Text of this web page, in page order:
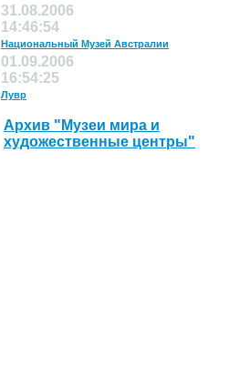
31.08.2006
14:46:54
Национальный Музей Австралии
01.09.2006
16:54:25
Лувр
Архив "Музеи мира и
художественные центры"